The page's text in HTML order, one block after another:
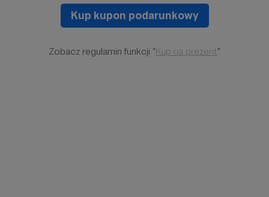
Kup kupon podarunkowy
Zobacz regulamin funkcji "Kup na prezent"